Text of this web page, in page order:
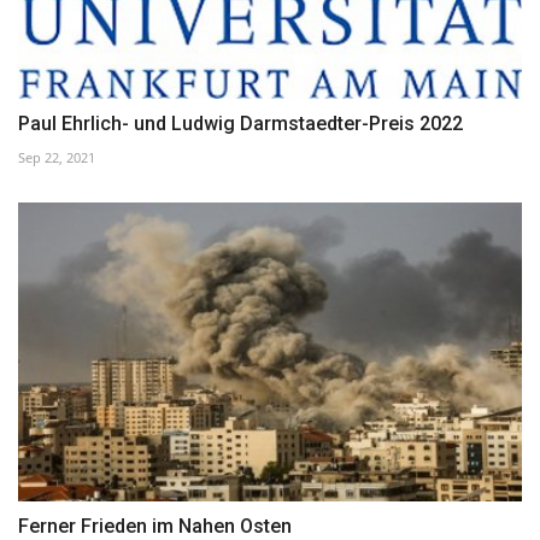
Paul Ehrlich- und Ludwig Darmstaedter-Preis 2022
Sep 22, 2021
Ferner Frieden im Nahen Osten